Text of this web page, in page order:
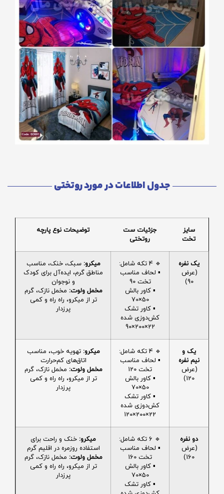
جدول اطلاعات در مورد روتختی
سایز
تخت
جزئیات ست
روتختی
توضیحات نوع پارچه
یک نفره
(عرض
90)
🔹 4 تکه شامل:
▪️ لحاف مناسب
تخت 90
▪️ کاور بالش
50×70
▪️ کاور تشک
کش‌دوزی شده
22×200×90
میکرو: سبک، خنک، مناسب
مناطق گرم، ایده‌آل برای کودک
و نوجوان
مخمل ولوت: مخمل نازک، گرم
تر از میکرو، راه راه و کمی
پرزدار
یک و
نیم نفره
(عرض
120)
🔹 4 تکه شامل:
▪️ لحاف مناسب
تخت 120
▪️ کاور بالش
50×70
▪️ کاور تشک
کش‌دوزی شده
22×200×120
میکرو: تهویه خوب، مناسب
اتاق‌های کم‌حرارت
مخمل ولوت: مخمل نازک، گرم
تر از میکرو، راه راه و کمی
پرزدار
دو نفره
(عرض
160)
🔹 6 تکه شامل:
▪️ لحاف مناسب
تخت 160
▪️ کاور بالش
50×70
▪️ کاور تشک
میکرو: خنک و راحت برای
استفاده روزمره در اقلیم گرم
مخمل ولوت: مخمل نازک، گرم
تر از میکرو، راه راه و کمی
پرزدار